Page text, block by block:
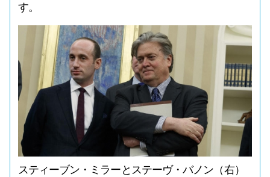
す。
スティーブン・ミラーとステーヴ・バノン（右）